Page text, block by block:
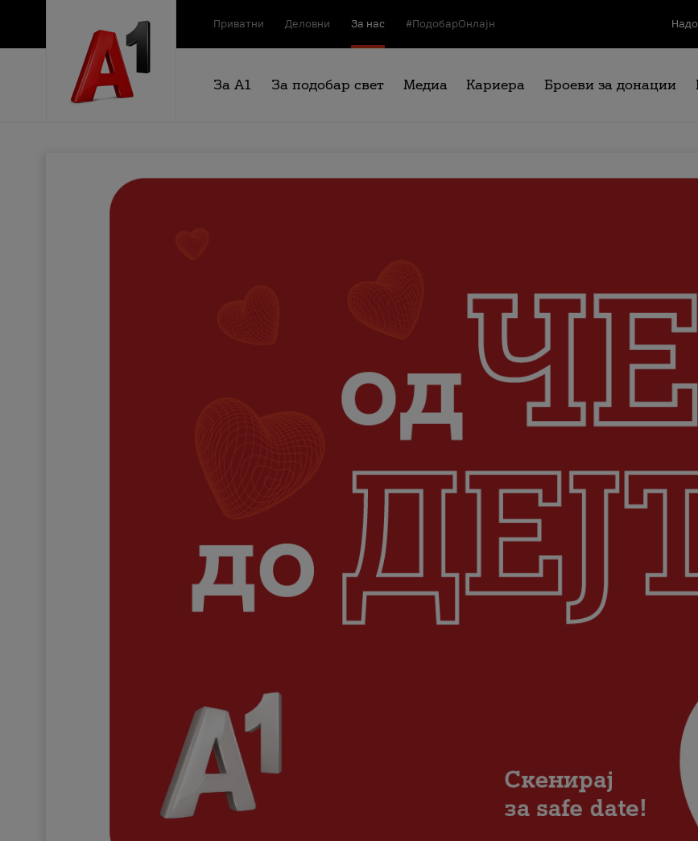
Приватни Деловни За нас #ПодобарОнлајн
За А1 За подобар свет Медиа Кариера Броеви за донации